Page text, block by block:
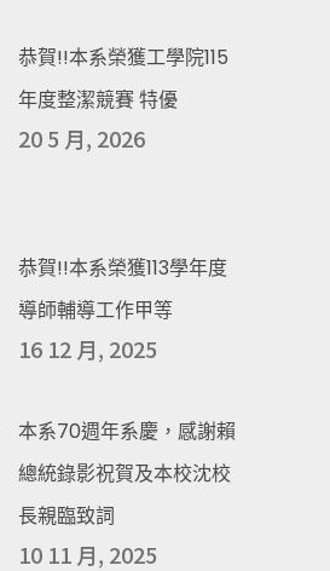
恭賀!!本系榮獲工學院115
年度整潔競賽 特優
20 5 月, 2026
恭賀!!本系榮獲113學年度
導師輔導工作甲等
16 12 月, 2025
本系70週年系慶，感謝賴
總統錄影祝賀及本校沈校
長親臨致詞
10 11 月, 2025